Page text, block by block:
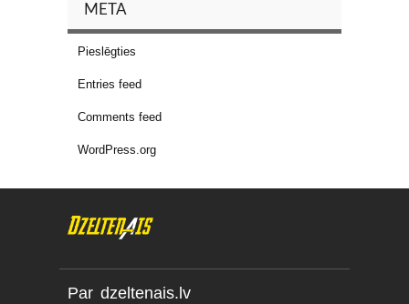
META
Pieslēgties
Entries feed
Comments feed
WordPress.org
Par dzeltenais.lv